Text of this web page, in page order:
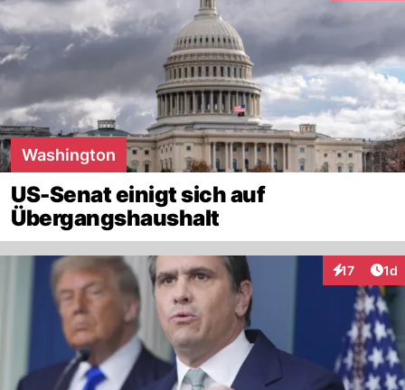
Washington
US-Senat einigt sich auf
Übergangshaushalt
17 1d